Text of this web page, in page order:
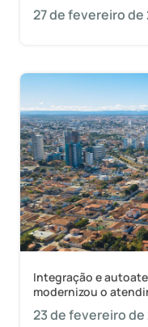
27 de fevereiro de
Integração e
modernizou o
23 de fevereiro de